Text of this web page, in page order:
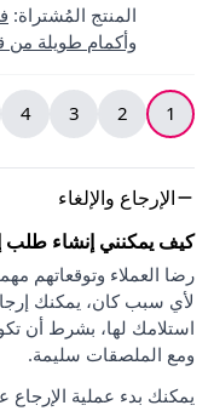
المنتج المُشتراة:
وأكمام طويلة
1
2
3
4
الإرجاع والإلغاء
كيف يمكنني إنشاء طلب
رضا العملاء وتوقعاتهم
استلامك لها، بشرط أن
ومع الملصقات سليمة.
يمكنك بدء عملية